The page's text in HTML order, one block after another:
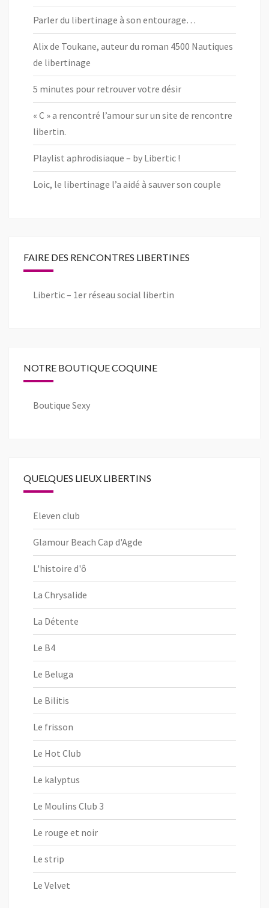
Parler du libertinage à son entourage…
Alix de Toukane, auteur du roman 4500 Nautiques
de libertinage
5 minutes pour retrouver votre désir
« C » a rencontré l’amour sur un site de rencontre
libertin.
Playlist aphrodisiaque – by Libertic !
Loic, le libertinage l’a aidé à sauver son couple
FAIRE DES RENCONTRES LIBERTINES
Libertic – 1er réseau social libertin
NOTRE BOUTIQUE COQUINE
Boutique Sexy
QUELQUES LIEUX LIBERTINS
Eleven club
Glamour Beach Cap d'Agde
L'histoire d'ô
La Chrysalide
La Détente
Le B4
Le Beluga
Le Bilitis
Le frisson
Le Hot Club
Le kalyptus
Le Moulins Club 3
Le rouge et noir
Le strip
Le Velvet